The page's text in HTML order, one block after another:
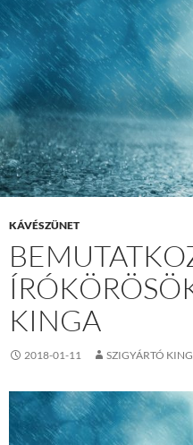
KÁVÉSZÜNET
KINGA
2018-01-11 SZIGYÁRTÓ